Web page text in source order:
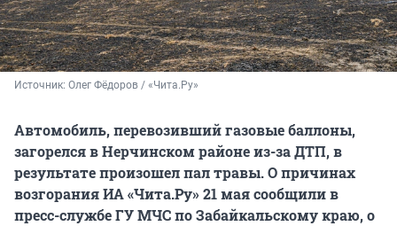
Источник: Олег Фёдоров / «Чита.Ру»
Автомобиль, перевозивший газовые баллоны,
загорелся в Нерчинском районе из-за ДТП, в
результате произошел пал травы. О причинах
возгорания ИА «Чита.Ру» 21 мая сообщили в
пресс-службе ГУ МЧС по Забайкальскому краю, о